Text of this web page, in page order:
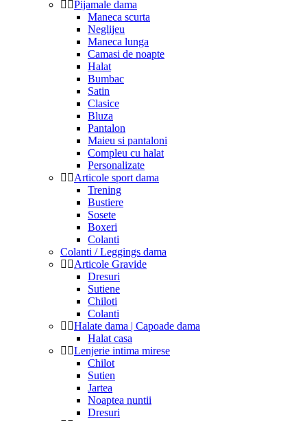
Pijamale dama
Maneca scurta
Neglijeu
Maneca lunga
Camasi de noapte
Halat
Bumbac
Satin
Clasice
Bluza
Pantalon
Maieu si pantaloni
Compleu cu halat
Personalizate
Articole sport dama
Trening
Bustiere
Sosete
Boxeri
Colanti
Colanti / Leggings dama
Articole Gravide
Dresuri
Sutiene
Chiloti
Colanti
Halate dama | Capoade dama
Halat casa
Lenjerie intima mirese
Chilot
Sutien
Jartea
Noaptea nuntii
Dresuri